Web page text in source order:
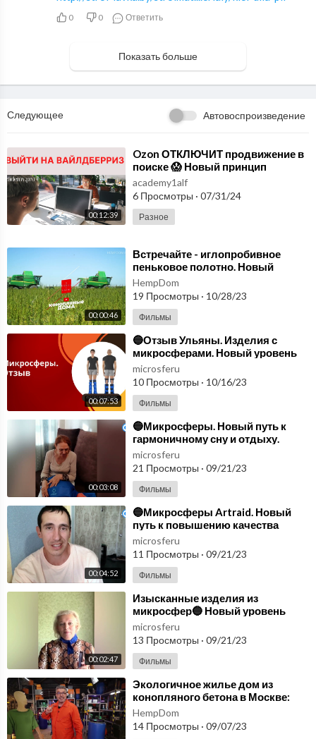
0 0 Ответить
Показать больше
Следующее Автовоспроизведение
00:12:39
⁣Ozon ОТКЛЮЧИТ продвижение в
поиске 😱 Новый принцип
АВТОРЕКЛАМЫ на Wildberries📌
Выйти на вайлдберриз.
academy1alf
6 Просмотры · 07/31/24
Разное
00:00:46
⁣Встречайте - иглопробивное
пеньковое полотно. Новый
стандарт в мире нетканых
материалов! hempshops
HempDom
19 Просмотры · 10/28/23
Фильмы
00:07:53
⁣🔵Отзыв Ульяны. Изделия с
микросферами. Новый уровень
комфорта и заботы о здоровье🔵
microsferu
10 Просмотры · 10/16/23
Фильмы
00:03:08
⁣🔵Микросферы. Новый путь к
гармоничному сну и отдыху.
Продукция Артрейд
микросферы🔵
microsferu
21 Просмотры · 09/21/23
Фильмы
00:04:52
⁣🔵Микросферы Artraid. Новый
путь к повышению качества
жизни🔵
microsferu
11 Просмотры · 09/21/23
Фильмы
00:02:47
⁣Изысканные изделия из
микросфер🔵 Новый уровень
комфорта и заботы о здоровье🔵
microsferu
13 Просмотры · 09/21/23
Фильмы
⁣Экологичное жилье дом из
конопляного бетона в Москве:
новый тренд в строительстве
России
HempDom
14 Просмотры · 09/07/23